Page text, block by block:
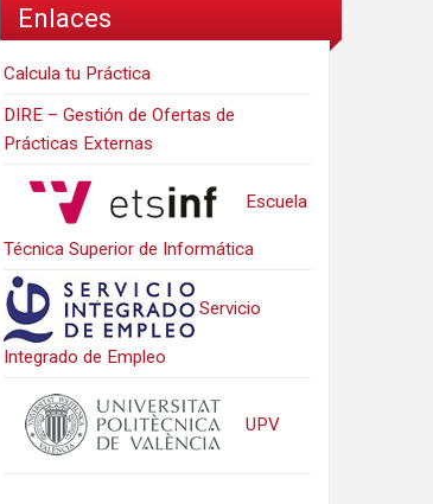
Enlaces
Calcula tu Práctica
DIRE – Gestión de Ofertas de
Prácticas Externas
Escuela
Técnica Superior de Informática
Servicio
Integrado de Empleo
UPV